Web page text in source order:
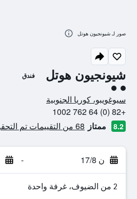
شيونجيون هوتل فندق
تقييم فئة 2
سيوغويبو، كوريا الجنوبية
+82 (0) 64 762 1002
8.2 ممتاز 68 من التقييمات تم التحقق منها
ن 17/8 -
2 من الضيوف، غرفة واحدة
صور لـ شيونجيون هوتل